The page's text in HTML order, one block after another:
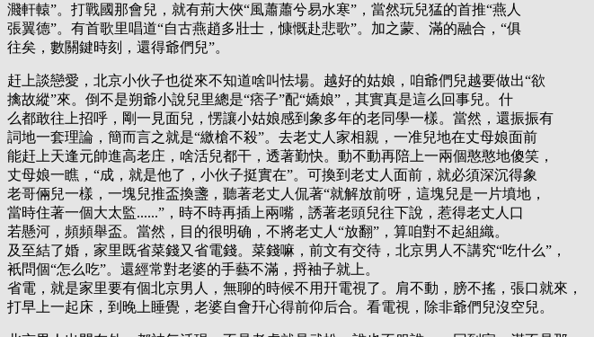
濺軒轅”。打戰國那會兒，就有荊大俠“風蕭蕭兮易水寒”，當然玩兒猛的首推“燕人
張翼德”。有首歌里唱道“自古燕趙多壯士，慷慨赴悲歌”。加之蒙、滿的融合，“俱
往矣，數關鍵時刻，還得爺們兒”。
赶上談戀愛，北京小伙子也從來不知道啥叫怯場。越好的姑娘，咱爺們兒越要做出“欲
擒故縱”來。倒不是朔爺小說兒里總是“痞子”配“嬌娘”，其實真是這么回事兒。什
么都敢往上招呼，剛一見面兒，愣讓小姑娘感到象多年的老同學一樣。當然，還振振有
詞地一套理論，簡而言之就是“繳槍不殺”。去老丈人家相親，一准兒地在丈母娘面前
能赶上天逢元帥進高老庄，啥活兒都干，透著勤快。動不動再陪上一兩個憨憨地傻笑，
丈母娘一瞧，“成，就是他了，小伙子挺實在”。可換到老丈人面前，就必須深沉得象
老哥倆兒一樣，一塊兒推盃換盞，聽著老丈人侃著“就解放前呀，這塊兒是一片墳地，
當時住著一個大太監......”，時不時再插上兩嘴，誘著老頭兒往下說，惹得老丈人口
若懸河，頻頻舉盃。當然，目的很明确，不將老丈人“放翻”，算咱對不起組織。
及至結了婚，家里既省菜錢又省電錢。菜錢嘛，前文有交待，北京男人不講究“吃什么”，
衹問個“怎么吃”。還經常對老婆的手藝不滿，捋袖子就上。
省電，就是家里要有個北京男人，無聊的時候不用幵電視了。肩不動，膀不搖，張口就來，
打早上一起床，到晚上睡覺，老婆自會幵心得前仰后合。看電視，除非爺們兒沒空兒。